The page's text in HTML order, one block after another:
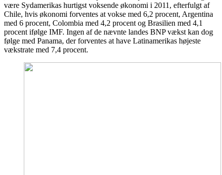
være Sydamerikas hurtigst voksende økonomi i 2011, efterfulgt af
Chile, hvis økonomi forventes at vokse med 6,2 procent, Argentina
med 6 procent, Colombia med 4,2 procent og Brasilien med 4,1
procent ifølge IMF. Ingen af de nævnte landes BNP vækst kan dog
følge med Panama, der forventes at have Latinamerikas højeste
vækstrate med 7,4 procent.